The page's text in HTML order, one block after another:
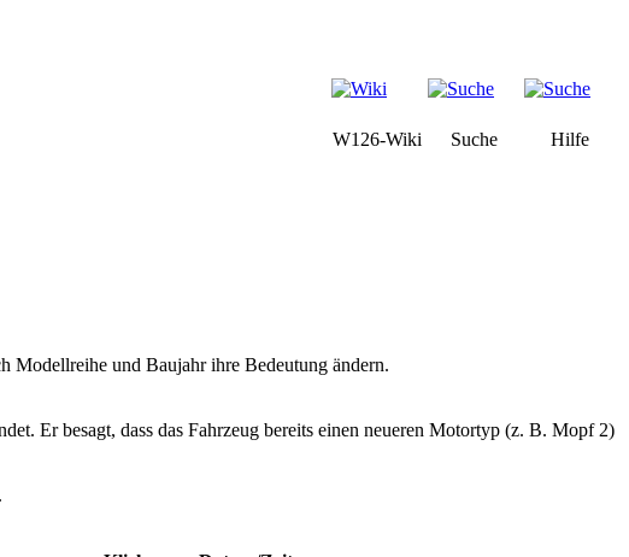
W126-Wiki Suche
Hilfe
Modellreihe und Baujahr ihre Bedeutung ändern.
Er besagt, dass das Fahrzeug bereits einen neueren Motortyp (z. B. Mopf 2)